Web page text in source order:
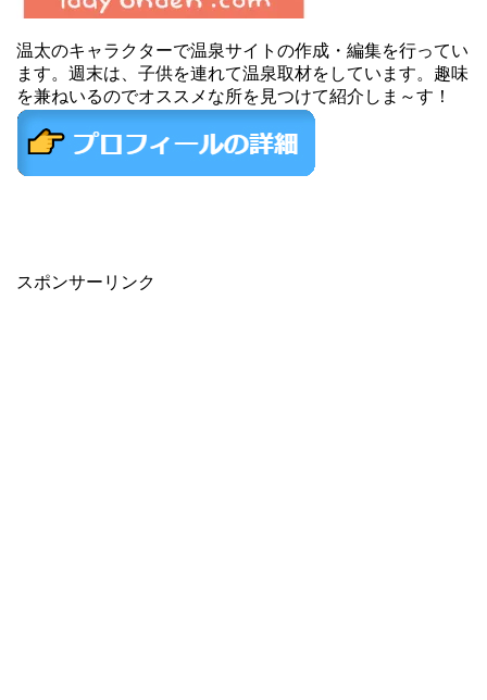
温太のキャラクターで温泉サイトの作成・編集を行ってい
ます。週末は、子供を連れて温泉取材をしています。趣味
を兼ねいるのでオススメな所を見つけて紹介しま～す！
スポンサーリンク